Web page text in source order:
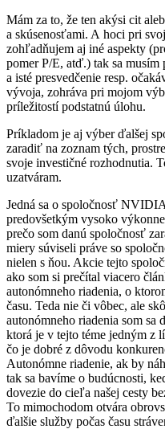
Mám za to, že ten akýsi cit
a skúsenosťami. A hoci pri
zohľadňujem aj iné aspekty
pomer P/E, atď.) tak sa
a isté presvedčenie resp.
vývoja, zohráva pri mojom
príležitostí podstatnú úlohu.
Príkladom je aj výber ďalšej
zaradiť na zoznam tých,
svoje investičné rozhodnutia.
uzatváram.
Jedná sa o spoločnosť
predovšetkým vysoko
prečo som danú spoločnosť
miery súviseli práve so
nielen s ňou. Akcie tejto
ako som si prečítal viacero
autonómneho riadenia, o
času. Teda nie či vôbec, ale
autonómneho riadenia som sa
ktorá je v tejto téme jedným z
čo je dobré z dôvodu
Autonómne riadenie, ak by
tak sa bavíme o budúcnosti,
dovezie do cieľa našej cesty
To mimochodom otvára
ďalšie služby počas času